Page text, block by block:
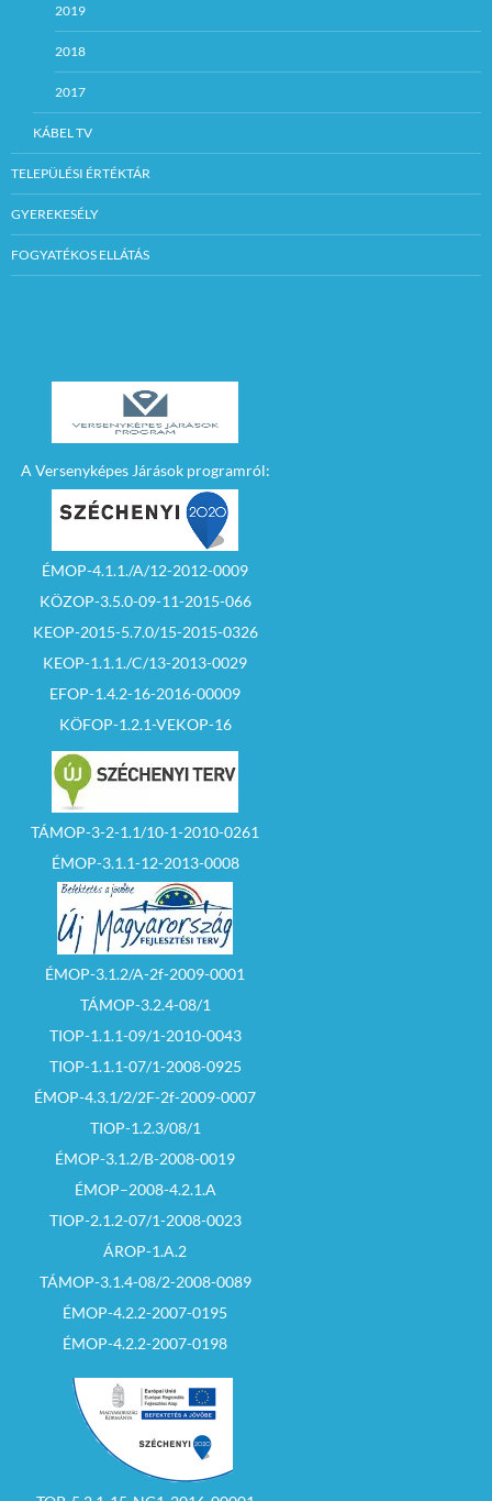
2019
2018
2017
KÁBEL TV
TELEPÜLÉSI ÉRTÉKTÁR
GYEREKESÉLY
FOGYATÉKOS ELLÁTÁS
A Versenyképes Járások programról:
ÉMOP-4.1.1./A/12-2012-0009
KÖZOP-3.5.0-09-11-2015-066
KEOP-2015-5.7.0/15-2015-0326
KEOP-1.1.1./C/13-2013-0029
EFOP-1.4.2-16-2016-00009
KÖFOP-1.2.1-VEKOP-16
TÁMOP-3-2-1.1/10-1-2010-0261
ÉMOP-3.1.1-12-2013-0008
ÉMOP-3.1.2/A-2f-2009-0001
TÁMOP-3.2.4-08/1
TIOP-1.1.1-09/1-2010-0043
TIOP-1.1.1-07/1-2008-0925
ÉMOP-4.3.1/2/2F-2f-2009-0007
TIOP-1.2.3/08/1
ÉMOP-3.1.2/B-2008-0019
ÉMOP–2008-4.2.1.A
TIOP-2.1.2-07/1-2008-0023
ÁROP-1.A.2
TÁMOP-3.1.4-08/2-2008-0089
ÉMOP-4.2.2-2007-0195
ÉMOP-4.2.2-2007-0198